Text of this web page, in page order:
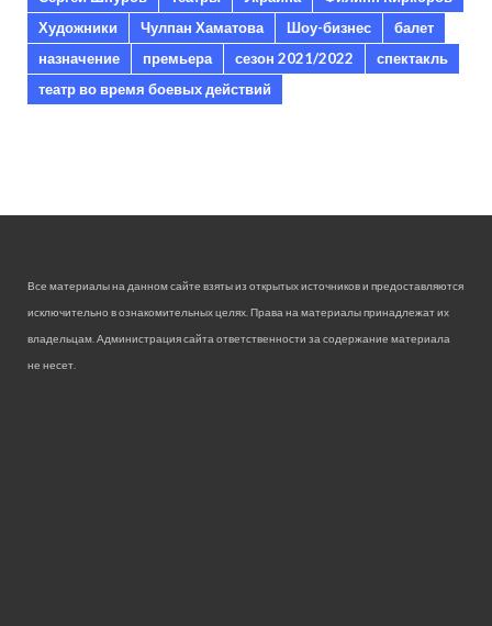
Художники
Чулпан Хаматова Шоу-бизнес
балет
назначение
премьера сезон 2021/2022
спектакль
театр во время боевых действий
Все материалы на данном сайте взяты из открытых источников и предоставляются
исключительно в ознакомительных целях. Права на материалы принадлежат их
владельцам. Администрация сайта ответственности за содержание материала
не несет.